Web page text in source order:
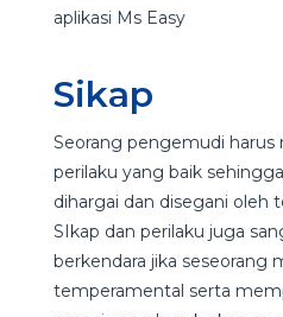
aplikasi Ms Easy
Sikap
Seorang pengemudi harus
perilaku yang baik
dihargai dan disegani oleh
SIkap dan perilaku juga
berkendara jika seseorang
temperamental serta